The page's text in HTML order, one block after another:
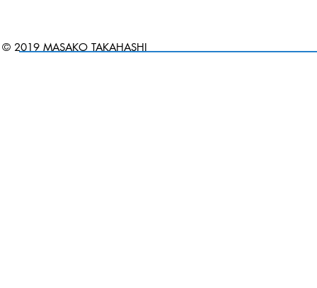
© 2019 MASAKO TAKAHASHI